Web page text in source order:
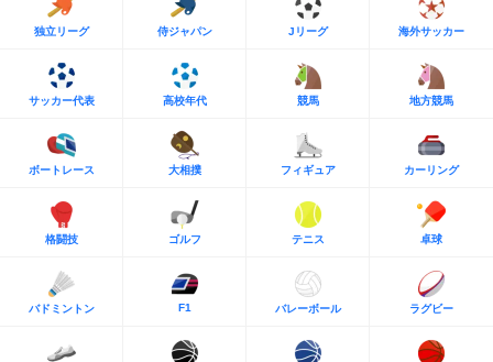
独立リーグ 侍ジャパン Jリーグ 海外サッカー
サッカー代表 高校年代 競馬 地方競馬
ボートレース 大相撲 フィギュア カーリング
格闘技 ゴルフ テニス 卓球
バドミントン F1 バレーボール ラグビー